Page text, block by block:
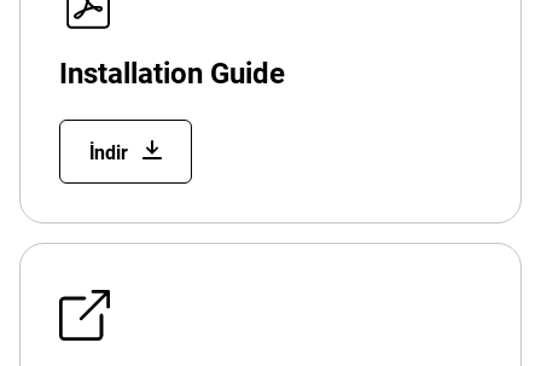
Installation Guide
İndir